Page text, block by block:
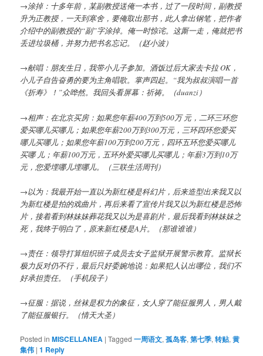
→涂掉：十多年前，某副教授送俺一本书，过了一段时间，副教授
升为正教授，一天到寒舍，要俺取出那书，此人拿出钢笔，把作者
介绍中的副教授的“副”字涂掉。俺一时惊诧。这厮一走，俺就把书
丢进垃圾桶，并努力把书名忘记。（赵小波）
→献唱：朋友生日，我带小儿子参加。酒饭过后大家去卡拉 OK，
小儿子自告奋勇的要为主角唱歌。掌声四起。“我为叔叔演唱一首
《折寿》！”众哗然。我回头看屏幕：祈祷。（duanzi）
→相声：在北京买房：如果您年薪400万到500万 元，二环三环您
爱买哪儿买哪儿；如果您年薪200万到300万元，三环四环您爱买
哪儿买哪儿；如果您年薪100万到200万元，四环五环您爱买哪儿
买哪 儿；年薪100万元，五环外爱买哪儿买哪儿；年薪3万到10万
元，您爱埋哪儿埋哪儿。（三联生活周刊）
→以为：我最开始一直以为新红楼是科幻片，后来造型出来我又以
为新红楼是拍的戏曲片，再后来看了宣传片我又以为新红楼是恐怖
片，接着看到林妹妹葬花我又以为是喜剧片，最后我看到林妹妹之
死，我终于明白了，原来新红楼是A片。（那谁谁谁）
→责任：领导打算组织班子成员去女子监狱开展警示教育。监狱长
极力反对仍不行，最后只好委婉地说：如果犯人认出哪位，我们不
好承担责任。（手机段子）
→征服：据说，丝袜是权力的象征，女人穿了能征服男人，男人戴
了能征服银行。（情天大圣）
Posted in MISCELLANEA |Tagged 一周语文,孤岛客,第七季,转贴,黄
集伟 |1 Reply